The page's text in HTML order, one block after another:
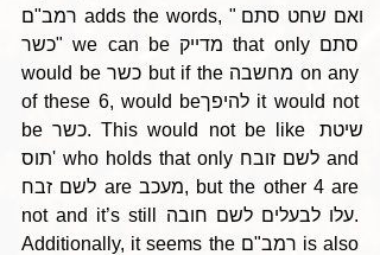
רמב"ם adds the words, "ואם שחט סתם
כשר" we can be מדייק that only סתם
would be כשר but if the מחשבה on any
of these 6, would beלהיפך it would not
be כשר. This would not be like שיטת
תוס' who holds that only לשם זובח and
לשם זבח are מעכב, but the other 4 are
not and it’s still עלו לבעלים לשם חובה.
Additionally, it seems the רמב"ם is also